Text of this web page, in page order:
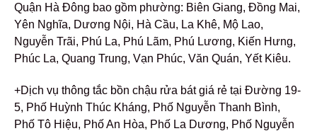
Quận Hà Đông bao gồm phường: Biên Giang, Đồng Mai,
Yên Nghĩa, Dương Nội, Hà Cầu, La Khê, Mộ Lao,
Nguyễn Trãi, Phú La, Phú Lãm, Phú Lương, Kiến Hưng,
Phúc La, Quang Trung, Vạn Phúc, Văn Quán, Yết Kiêu.
+Dịch vụ thông tắc bồn chậu rửa bát giá rẻ tại Đường 19-
5, Phố Huỳnh Thúc Kháng, Phố Nguyễn Thanh Bình,
Phố Tô Hiệu, Phố An Hòa, Phố La Dương, Phố Nguyễn